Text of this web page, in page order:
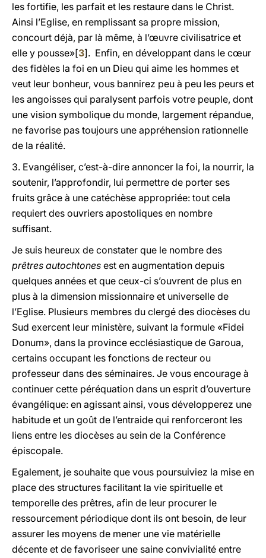
les fortifie, les parfait et les restaure dans le Christ.
Ainsi l’Eglise, en remplissant sa propre mission,
concourt déjà, par là même, à l’œuvre civilisatrice et
elle y pousse»[3]. Enfin, en développant dans le cœur
des fidèles la foi en un Dieu qui aime les hommes et
veut leur bonheur, vous bannirez peu à peu les peurs et
les angoisses qui paralysent parfois votre peuple, dont
une vision symbolique du monde, largement répandue,
ne favorise pas toujours une appréhension rationnelle
de la réalité.
3. Evangéliser, c’est-à-dire annoncer la foi, la nourrir, la
soutenir, l’approfondir, lui permettre de porter ses
fruits grâce à une catéchèse appropriée: tout cela
requiert des ouvriers apostoliques en nombre
suffisant.
Je suis heureux de constater que le nombre des
prêtres autochtones est en augmentation depuis
quelques années et que ceux-ci s’ouvrent de plus en
plus à la dimension missionnaire et universelle de
l’Eglise. Plusieurs membres du clergé des diocèses du
Sud exercent leur ministère, suivant la formule «Fidei
Donum», dans la province ecclésiastique de Garoua,
certains occupant les fonctions de recteur ou
professeur dans des séminaires. Je vous encourage à
continuer cette péréquation dans un esprit d’ouverture
évangélique: en agissant ainsi, vous développerez une
habitude et un goût de l’entraide qui renforceront les
liens entre les diocèses au sein de la Conférence
épiscopale.
Egalement, je souhaite que vous poursuiviez la mise en
place des structures facilitant la vie spirituelle et
temporelle des prêtres, afin de leur procurer le
ressourcement périodique dont ils ont besoin, de leur
assurer les moyens de mener une vie matérielle
décente et de favoriseer une saine convivialité entre